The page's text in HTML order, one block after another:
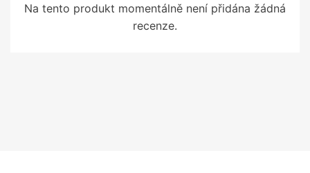
Na tento produkt momentálně není přidána žádná
recenze.